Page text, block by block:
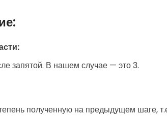
запятой. В нашем случае — это 3.
полученную на предыдущем шаге,